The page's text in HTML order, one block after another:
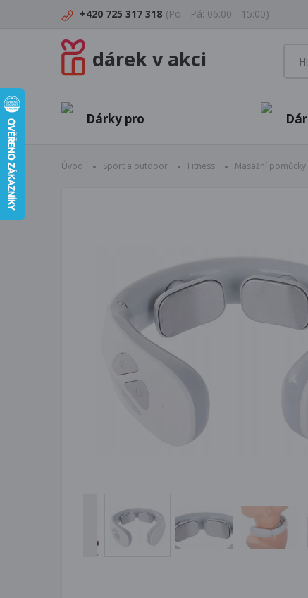
+420 725 317 318 (Po - Pá: 06:00 - 15:00)
dárek v akci
Dárky pro
Úvod Sport a outdoor Fitness Masážní pomůcky